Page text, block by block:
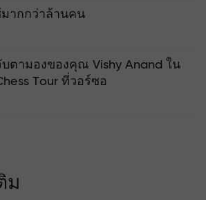
ากกว่าล้านคน
ตามองของคุณ Vishy Anand ใน
Tour ที่วอร์ซอ
ม